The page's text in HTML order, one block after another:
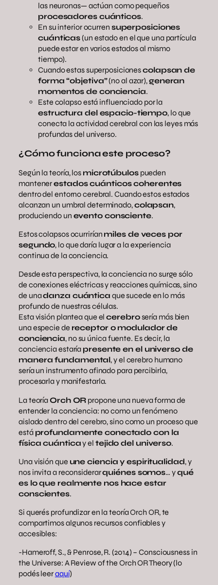
las neuronas— actúan como pequeños
procesadores cuánticos.
En su interior ocurren superposiciones
cuánticas(un estado en el que una partícula
puede estar en varios estados al mismo
tiempo).
Cuando estas superposicionescolapsan de
forma “objetiva”(no al azar),generan
momentos de conciencia.
Este colapso está influenciado por la
estructura del espacio-tiempo, lo que
conecta la actividad cerebral con las leyes más
profundas del universo.
¿Cómo funciona este proceso?
Según la teoría, los microtúbulospueden
mantenerestados cuánticos coherentes
dentro del entorno cerebral. Cuando estos estados
alcanzan un umbral determinado,colapsan,
produciendo un evento consciente.
Estos colapsos ocurrirían miles de veces por
segundo, lo que daría lugar a la experiencia
continua de la conciencia.
Desde esta perspectiva, la conciencia no surge sólo
de conexiones eléctricas y reacciones químicas, sino
de unadanza cuántica que sucede en lo más
profundo de nuestras células.
Esta visión plantea que elcerebrosería más bien
una especie de receptor o modulador de
conciencia, no su única fuente. Es decir, la
conciencia estaría presente en el universo de
manera fundamental, y el cerebro humano
sería un instrumento afinado para percibirla,
procesarla y manifestarla.
La teoría Orch OR propone una nueva forma de
entender la conciencia: no como un fenómeno
aislado dentro del cerebro, sino como un proceso que
está profundamente conectado con la
física cuánticay el tejido del universo.
Una visión que une ciencia y espiritualidad, y
nos invita a reconsiderarquiénes somos… yqué
es lo que realmente nos hace estar
conscientes.
Si querés profundizar en la teoría Orch OR, te
compartimos algunos recursos confiables y
accesibles:
-Hameroff, S., & Penrose, R. (2014) – Consciousness in
the Universe: A Review of the Orch OR Theory (lo
podés leeraquí)